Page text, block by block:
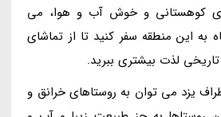
کوهستانی و خوش آب و هوا، می
به این منطقه سفر کنید تا از تماشای
لذت بیشتری ببرید.
یزد می توان به روستاهای خرانق و